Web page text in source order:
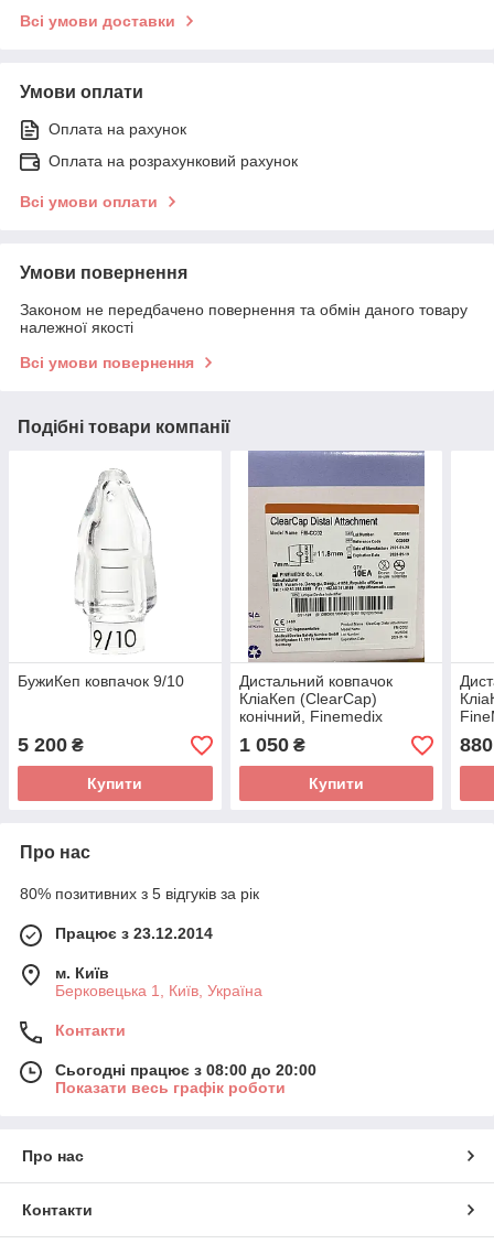
Всі умови доставки
Умови оплати
Оплата на рахунок
Оплата на розрахунковий рахунок
Всі умови оплати
Умови повернення
Законом не передбачено повернення та обмін даного товару
належної якості
Всі умови повернення
Подібні товари компанії
БужиКеп ковпачок 9/10
5 200 ₴
Купити
Дистальний ковпачок
КліаКеп (ClearCap)
конічний, Finemedix
1 050₴
Купити
880
Про нас
80% позитивних з 5 відгуків за рік
Працює з 23.12.2014
м. Київ
Берковецька 1, Київ, Україна
Контакти
Сьогодні працює з 08:00 до 20:00
Показати весь графік роботи
Про нас
Контакти